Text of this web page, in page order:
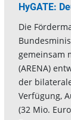
HyGATE:
Die
gemeinsam
(ARENA)
der
Verfügung,
(32 Mio.